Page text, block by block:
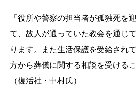
「役所や警察の担当者が孤独死を
て、故人が通っていた教会を通じ
ります。また生活保護を受給され
方から葬儀に関する相談を受ける
（復活社・中村氏）